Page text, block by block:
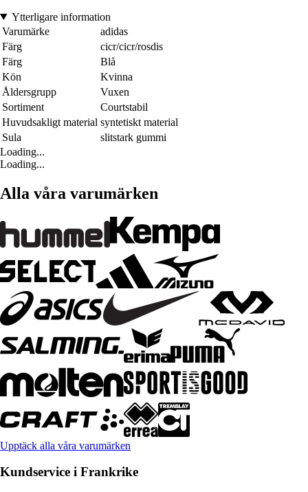
Ytterligare information
Varumärke
adidas
Färg
cicr/cicr/rosdis
Färg
Blå
Kön
Kvinna
Åldersgrupp
Vuxen
Sortiment
Courtstabil
Huvudsakligt material syntetiskt material
Sula
slitstark gummi
Loading...
Loading...
Alla våra varumärken
Upptäck alla våra varumärken
Kundservice i Frankrike